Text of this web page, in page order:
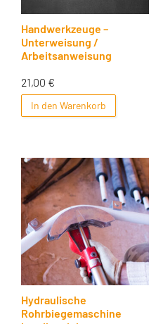
Handwerkzeuge –
Unterweisung /
Arbeitsanweisung
21,00 €
In den Warenkorb
Hydraulische
Rohrbiegemaschine